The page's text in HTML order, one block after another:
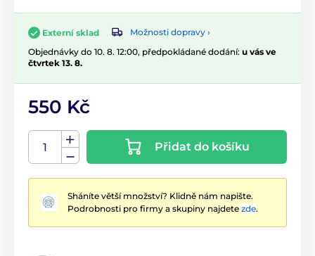
Externí sklad
Možnosti dopravy ›
Objednávky do 10. 8. 12:00, předpokládané dodání: u vás ve
čtvrtek 13. 8.
550 Kč
Přidat do košíku
Sháníte větší množství? Klidně nám napište.
Podrobnosti pro firmy a skupiny najdete zde.